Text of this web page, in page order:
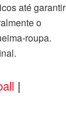
até garantir
o
roupa.
|